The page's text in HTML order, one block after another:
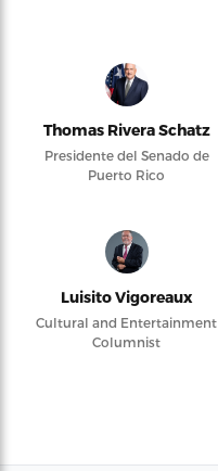
Thomas Rivera Schatz
Presidente del Senado de
Puerto Rico
Luisito Vigoreaux
Cultural and Entertainment
Columnist